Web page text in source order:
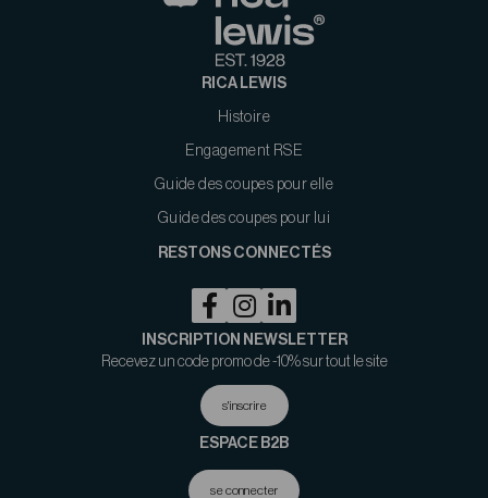
RICA LEWIS
Histoire
Engagement RSE
Guide des coupes pour elle
Guide des coupes pour lui
RESTONS CONNECTÉS
INSCRIPTION NEWSLETTER
Recevez un code promo de -10% sur tout le site
s'inscrire
ESPACE B2B
se connecter